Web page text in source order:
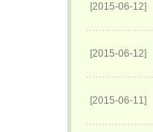
[2015-06-12]
[2015-06-12]
[2015-06-11]